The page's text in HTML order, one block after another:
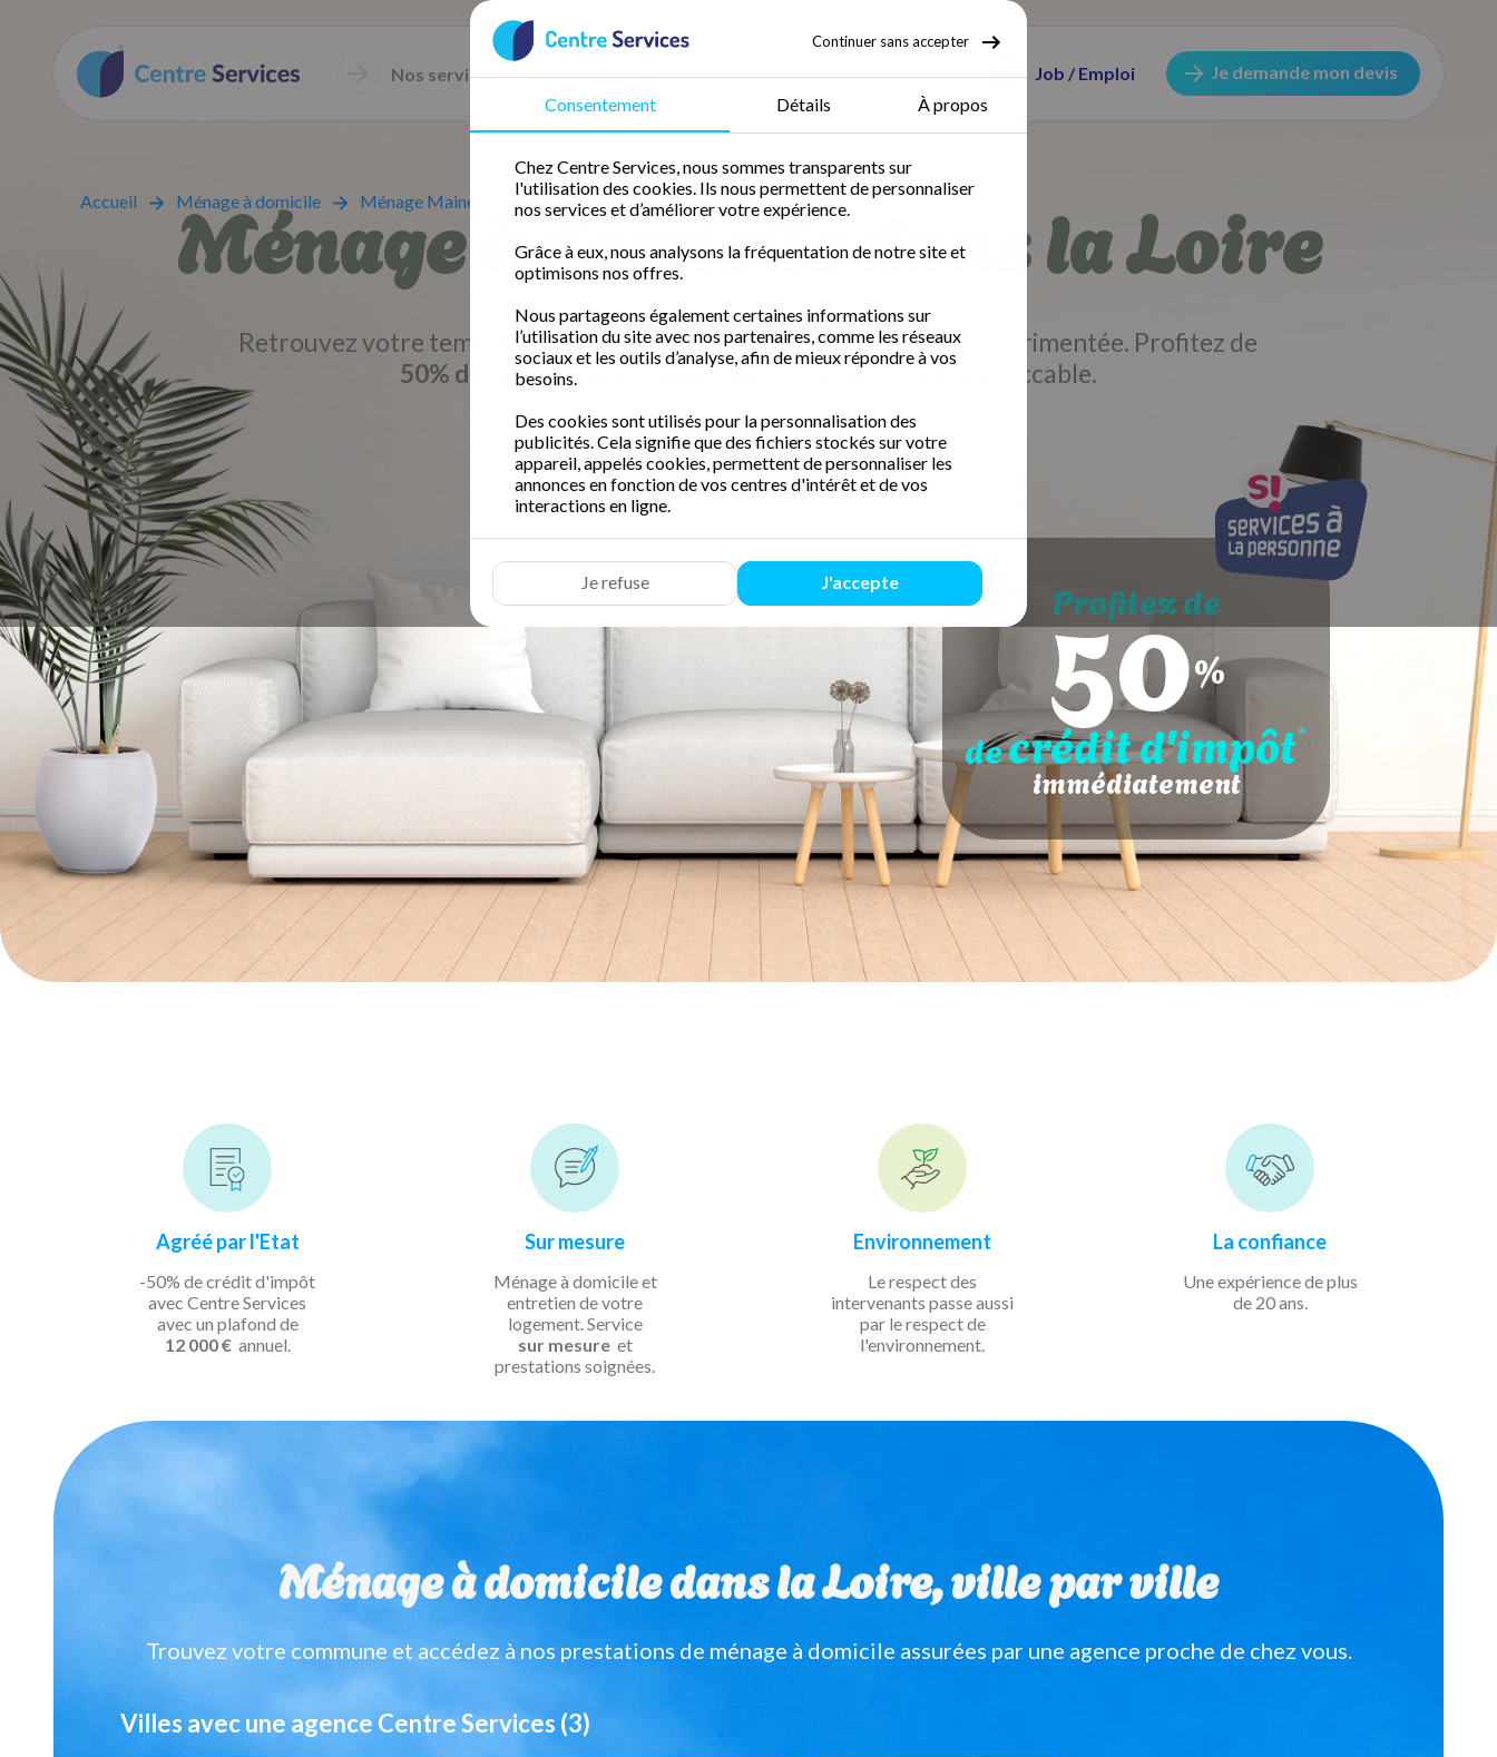
Nos services 50 % de crédit d’impôt Job / Emploi Je demande mon devis
Continuer sans accepter
Consentement Détails À propos
Chez Centre Services, nous sommes transparents sur
l'utilisation des cookies. Ils nous permettent de personnaliser
nos services et d’améliorer votre expérience.
Grâce à eux, nous analysons la fréquentation de notre site et
optimisons nos offres.
Nous partageons également certaines informations sur
l’utilisation du site avec nos partenaires, comme les réseaux
sociaux et les outils d’analyse, afin de mieux répondre à vos
besoins.
Des cookies sont utilisés pour la personnalisation des
publicités. Cela signifie que des fichiers stockés sur votre
appareil, appelés cookies, permettent de personnaliser les
annonces en fonction de vos centres d'intérêt et de vos
interactions en ligne.
Je refuse J'accepte
Accueil Ménage à domicile Ménage Maine et loire Ménage Loiré
Ménage à domicile dans la Loire
Retrouvez votre temps libre avec une femme de ménage fiable et expérimentée. Profitez de
50% de crédit d'impôt immédiatpour un domicile impeccable.
Demander un devis gratuit
Profitez de
50%
decrédit d'impôt*
immédiatement
Agréé par l'Etat
-50% de crédit d'impôt
avec Centre Services
avec un plafond de
12 000 € annuel.
Sur mesure
Ménage à domicile et
entretien de votre
logement. Service
sur mesure et
prestations soignées.
Environnement
Le respect des
intervenants passe aussi
par le respect de
l'environnement.
La confiance
Une expérience deplus
de 20 ans.
Ménage à domicile dans la Loire, ville par ville
Trouvez votre commune et accédez à nos prestations de ménage à domicile assurées par une agence proche de chez vous.
Villes avec une agence Centre Services (3)